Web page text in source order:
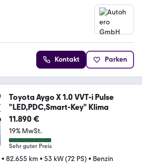
Kontakt Parken
Toyota Aygo X 1.0 VVT-i Pulse
"LED,PDC,Smart-Key" Klima
11.890 €
19% MwSt.
Sehr guter Preis
• 82.655 km • 53 kW (72 PS) • Benzin